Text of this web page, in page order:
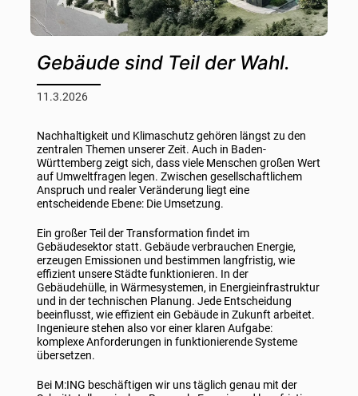
Gebäude sind Teil der Wahl.
11.3.2026
Nachhaltigkeit und Klimaschutz gehören längst zu den
zentralen Themen unserer Zeit. Auch in Baden-
Württemberg zeigt sich, dass viele Menschen großen Wert
auf Umweltfragen legen. Zwischen gesellschaftlichem
Anspruch und realer Veränderung liegt eine
entscheidende Ebene: Die Umsetzung.
Ein großer Teil der Transformation findet im
Gebäudesektor statt. Gebäude verbrauchen Energie,
erzeugen Emissionen und bestimmen langfristig, wie
effizient unsere Städte funktionieren. In der
Gebäudehülle, in Wärmesystemen, in Energieinfrastruktur
und in der technischen Planung. Jede Entscheidung
beeinflusst, wie effizient ein Gebäude in Zukunft arbeitet.
Ingenieure stehen also vor einer klaren Aufgabe:
komplexe Anforderungen in funktionierende Systeme
übersetzen.
Bei M:ING beschäftigen wir uns täglich genau mit der